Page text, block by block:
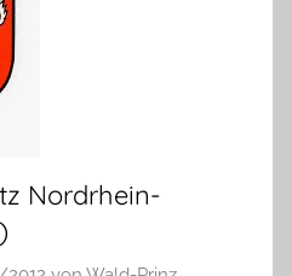
Nordrhein-